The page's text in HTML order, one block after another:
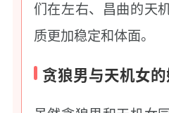
们在左右、昌曲的天
质更加稳定和体面。
贪狼男与天机女